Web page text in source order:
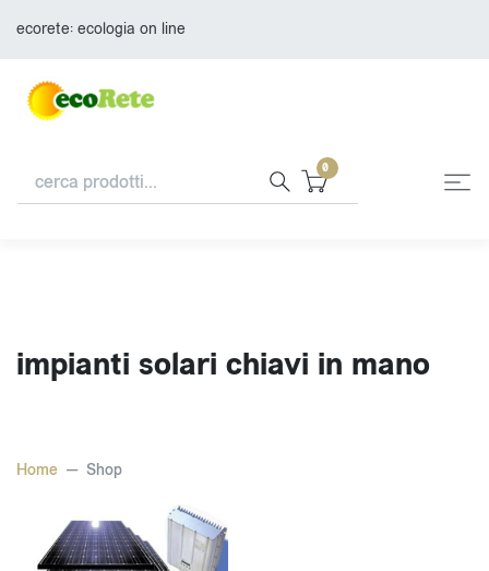
ecorete: ecologia on line
0
impianti solari chiavi in mano
Home Shop